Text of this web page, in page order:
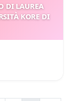
DI LAUREA
KORE DI